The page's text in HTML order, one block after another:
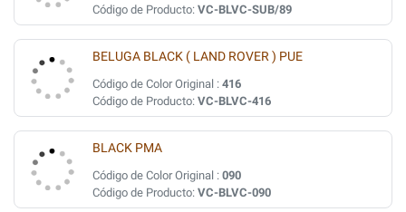
Código de Producto: VC-BLVC-SUB/89
BELUGA BLACK ( LAND ROVER ) PUE
Código de Color Original : 416
Código de Producto: VC-BLVC-416
BLACK PMA
Código de Color Original : 090
Código de Producto: VC-BLVC-090